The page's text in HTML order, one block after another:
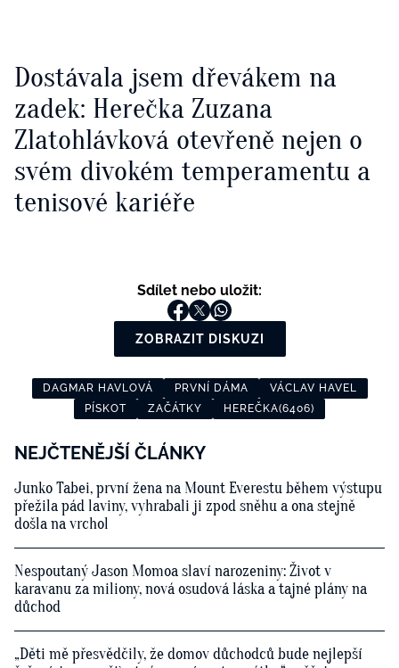
Dostávala jsem dřevákem na
zadek: Herečka Zuzana
Zlatohlávková otevřeně nejen o
svém divokém temperamentu a
tenisové kariéře
Sdílet nebo uložit:
ZOBRAZIT DISKUZI
DAGMAR HAVLOVÁ PRVNÍ DÁMA
VÁCLAV HAVEL
PÍSKOT
ZAČÁTKY HEREČKA(6406)
NEJČTENĚJŠÍ ČLÁNKY
Junko Tabei, první žena na Mount Everestu během výstupu
přežila pád laviny, vyhrabali ji zpod sněhu a ona stejně
došla na vrchol
Nespoutaný Jason Momoa slaví narozeniny: Život v
karavanu za miliony, nová osudová láska a tajné plány na
důchod
„Děti mě přesvědčily, že domov důchodců bude nejlepší